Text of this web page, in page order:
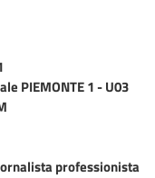
PIEMONTE 1 - U03
professionista